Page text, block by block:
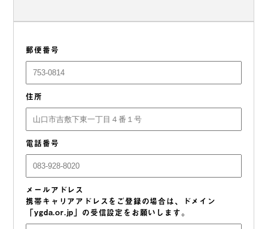
郵便番号
住所
電話番号
メールアドレス
携帯キャリアアドレスをご登録の場合は、ドメイン
「ygda.or.jp」の受信設定をお願いします。